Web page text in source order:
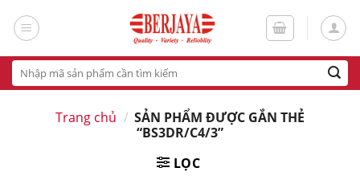
Tìm
kiếm:
Trang chủ / SẢN PHẨM ĐƯỢC GẮN THẺ
“BS3DR/C4/3”
LỌC